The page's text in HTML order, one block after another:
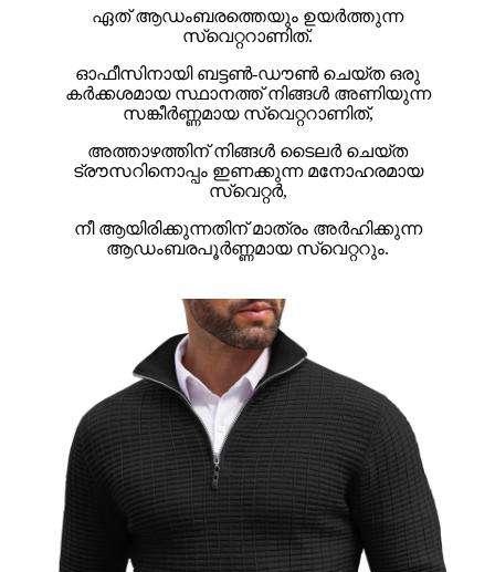
ഏത് ആഡംബരത്തെയും ഉയർത്തുന്ന
സ്വെറ്ററാണിത്.
ഓഫീസിനായി ബട്ടൺ-ഡൗൺ ചെയ്ത ഒരു
കർക്കശമായ സ്ഥാനത്ത് നിങ്ങൾ അണിയുന്ന
സങ്കീർണ്ണമായ സ്വെറ്ററാണിത്,
അത്താഴത്തിന് നിങ്ങൾ ടൈലർ ചെയ്ത
ട്രൗസറിനൊപ്പം ഇണക്കുന്ന മനോഹരമായ
സ്വെറ്റർ,
നീ ആയിരിക്കുന്നതിന് മാത്രം അർഹിക്കുന്ന
ആഡംബരപൂർണ്ണമായ സ്വെറ്ററും.